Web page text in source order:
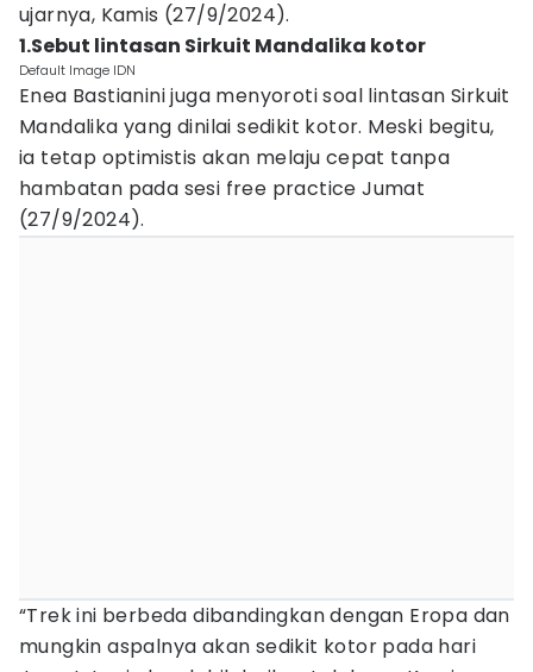
ujarnya, Kamis (27/9/2024).
1.Sebut lintasan Sirkuit Mandalika kotor
Default Image IDN
Enea Bastianini juga menyoroti soal lintasan Sirkuit
Mandalika yang dinilai sedikit kotor. Meski begitu,
ia tetap optimistis akan melaju cepat tanpa
hambatan pada sesi free practice Jumat
(27/9/2024).
“Trek ini berbeda dibandingkan dengan Eropa dan
mungkin aspalnya akan sedikit kotor pada hari